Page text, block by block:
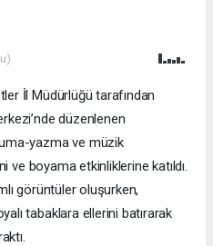
İl Müdürlüğü tarafından
düzenlenen
yazma ve müzik
ve boyama etkinliklerine katıldı.
görüntüler oluşurken,
tabaklara ellerini batırarak